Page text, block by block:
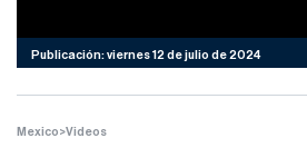
Publicación: viernes 12 de julio de 2024
Mexico>Videos